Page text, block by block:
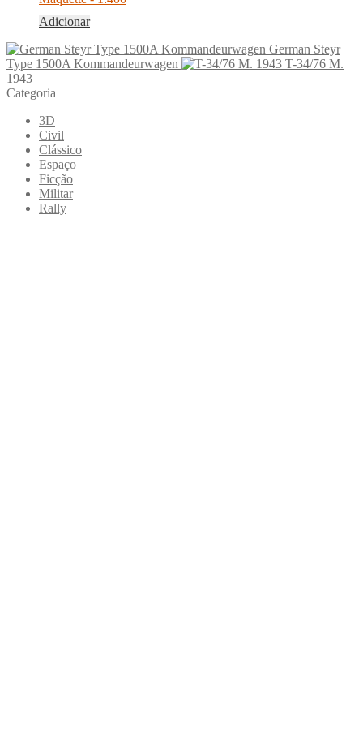
Adicionar
German Steyr
Type 1500A Kommandeurwagen
T-34/76 M.
1943
Categoria
3D
Civil
Clássico
Espaço
Ficção
Militar
Rally